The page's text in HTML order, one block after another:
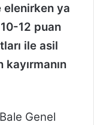
elenirken ya
12 puan
ile asil
Genel